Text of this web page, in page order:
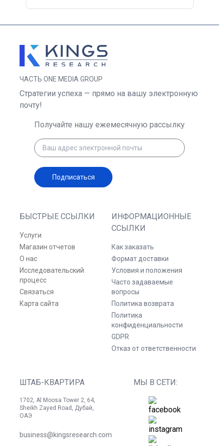
ЧАСТЬ ONE MEDIA GROUP
БЫСТРЫЕ ССЫЛКИ
Услуги
Магазин отчетов
О нас
Исследовательский
процесс
Связаться
Карта сайта
ИНФОРМАЦИОННЫЕ
ССЫЛКИ
Как заказать
Формат доставки
Условия и положения
Часто задаваемые
вопросы
Политика возврата
Политика
конфиденциальности
GDPR
Отказ от ответственности
ШТАБ-КВАРТИРА
1702, Al Moosa Tower 2, 64,
Sheikh Zayed Road, Дубай,
ОАЭ
business@kingsresearch.com
МЫ В СЕТИ:
Стратегии успеха — прямо на вашу электронную
почту!
Получайте нашу ежемесячную рассылку
Подписаться